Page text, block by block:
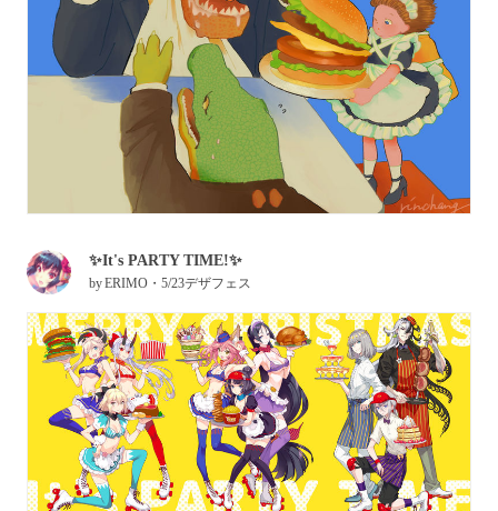
✨It's PARTY TIME!✨
byERIMO・5/23デザフェス